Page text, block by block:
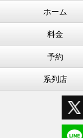
ホーム
料金
予約
系列店